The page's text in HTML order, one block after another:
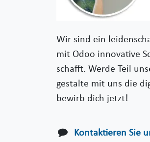
Wir sind ein
mit Odoo innovative
schafft. Werde Teil
gestalte mit uns die
bewirb dich jetzt!
Kontaktieren Sie